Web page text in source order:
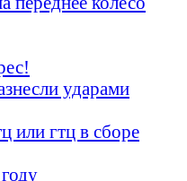
ударами
или гтц в сборе